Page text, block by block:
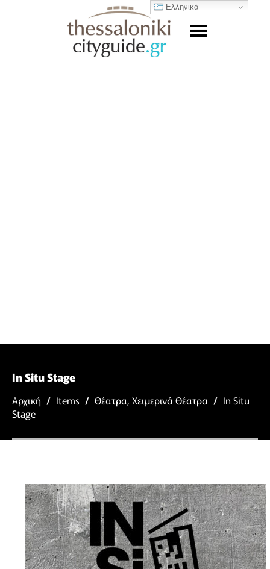
In Situ Stage
Αρχική / Items / Θέατρα, Χειμερινά Θέατρα / In Situ
Stage
Ελληνικά